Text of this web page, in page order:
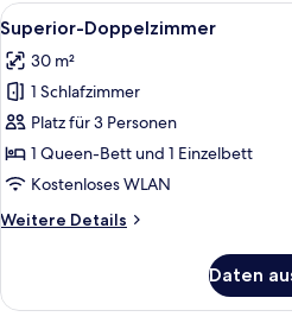
Alle
Fotos
für
Superior-
Doppelzimmer
anzeigen
4
Superior-Doppelzimmer
30 m²
1 Schlafzimmer
Platz für 3 Personen
1 Queen-Bett und 1 Einzelbett
Kostenloses WLAN
Weitere Details
Weitere
Doppelzimmer
Daten